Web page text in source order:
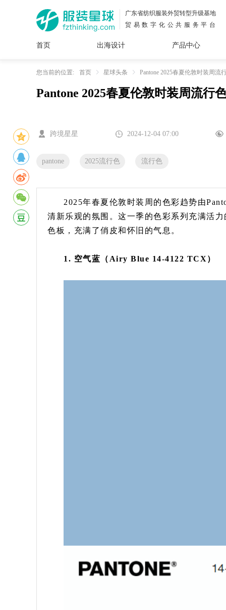
广东省纺织服装外贸转型升级基地
贸易数字化公共服务平台
首页 出海设计
面料
花型
插画
图案
服装
设计
产品中心
女装
内衣
男装
运动
服
童装
牛仔
服装
您当前的位置: 首页 星球头条 Pantone 2025春夏伦敦时装周流
Pantone 2025春夏伦敦时装周流行
跨境星星 2024-12-04 07:00
pantone 2025流行色 流行色
2025年春夏伦敦时装周的色彩趋势由
清新乐观的氛围。这一季的色彩系列充满活
色板，充满了俏皮和怀旧的气息。
1. 空气蓝（Airy Blue 14-4122 TCX）